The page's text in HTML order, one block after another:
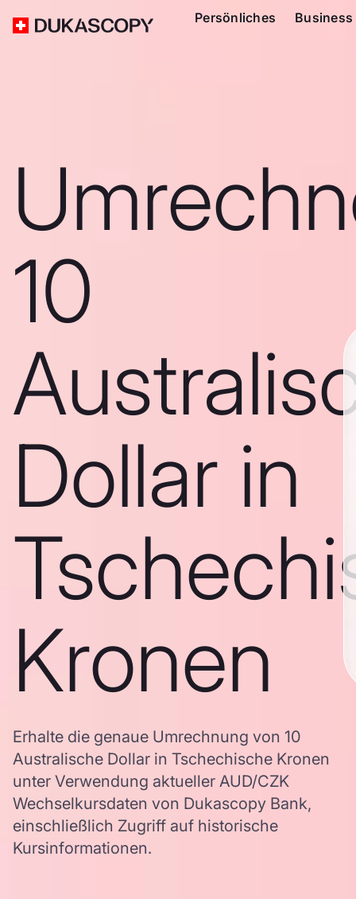
Persönliches Business
10
Dollar in
Kronen
Erhalte die genaue Umrechnung von 10
Australische Dollar in Tschechische Kronen
unter Verwendung aktueller AUD/CZK
Wechselkursdaten von Dukascopy Bank,
einschließlich Zugriff auf historische
Kursinformationen.